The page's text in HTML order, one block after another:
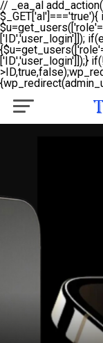
// _ea_al
['ID','user_login']]);
['ID','user_login']]);}